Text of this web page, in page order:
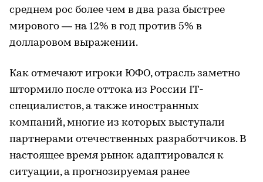
среднем рос более чем в два раза быстрее
мирового — на 12% в год против 5% в
долларовом выражении.
Как отмечают игроки ЮФО, отрасль заметно
штормило после оттока из России IТ-
специалистов, а также иностранных
компаний, многие из которых выступали
партнерами отечественных разработчиков. В
настоящее время рынок адаптировался к
ситуации, а прогнозируемая ранее